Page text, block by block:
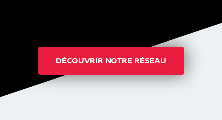
DÉCOUVRIR NOTRE RÉSEAU